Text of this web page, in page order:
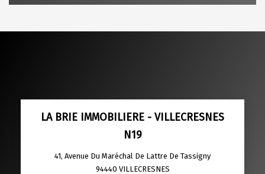
SUPERFICIE :
ECOLES ET CRÈCHES
LA BRIE IMMOBILIERE - VILLECRESNES
N19
41, Avenue Du Maréchal De Lattre De Tassigny
94440 VILLECRESNES